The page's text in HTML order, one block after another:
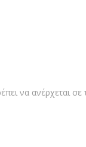
να ανέρχεται